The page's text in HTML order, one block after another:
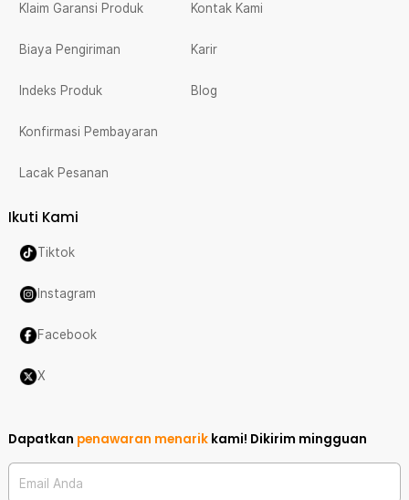
Klaim Garansi Produk
Biaya Pengiriman
Indeks Produk
Konfirmasi Pembayaran
Lacak Pesanan
Kontak Kami
Karir
Blog
Ikuti Kami
Tiktok
Instagram
Facebook
X
Dapatkan penawaran menarik kami! Dikirim mingguan
Email Anda